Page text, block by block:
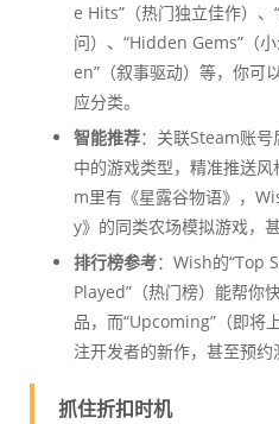
e Hits”（热门独立佳作）
问）、“Hidden Gems”（
en”（叙事驱动）等，你可
应分类。
智能推荐：关联Steam账
中的游戏类型，精准推送
m里有《星露谷物语》，
y》的同类农场模拟游戏，
排行榜参考：Wish的“Top
Played”（热门榜）能帮你
品，而“Upcoming”（即将
注开发者的新作，甚至预约
抓住折扣时机